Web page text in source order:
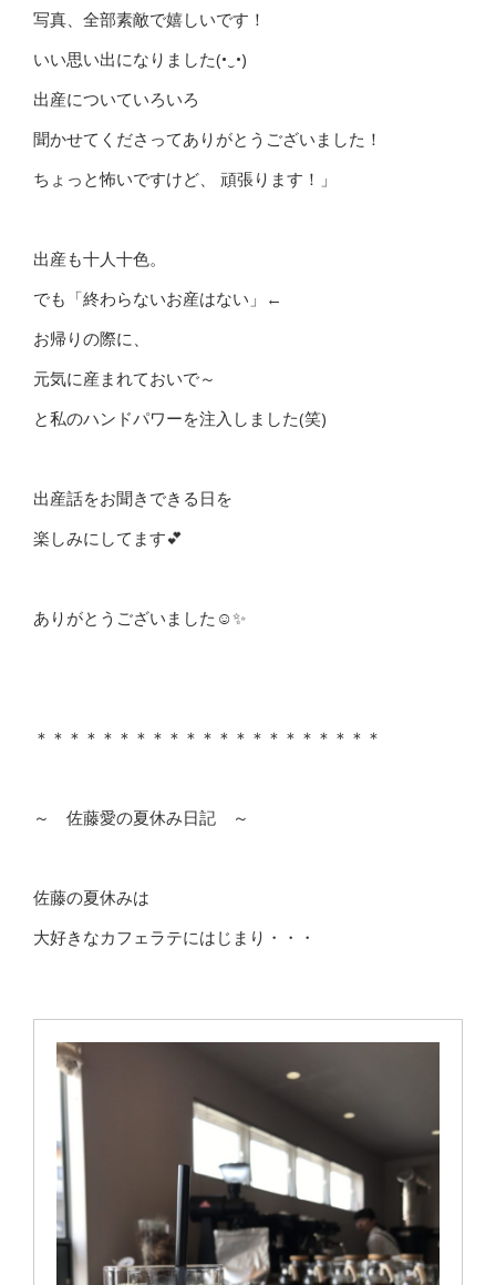
写真、全部素敵で嬉しいです！
いい思い出になりました(•‿•)
出産についていろいろ
聞かせてくださってありがとうございました！
ちょっと怖いですけど、 頑張ります！」
出産も十人十色。
でも「終わらないお産はない」←
お帰りの際に、
元気に産まれておいで～
と私のハンドパワーを注入しました(笑)
出産話をお聞きできる日を
楽しみにしてます💕
ありがとうございました☺✨
＊＊＊＊＊＊＊＊＊＊＊＊＊＊＊＊＊＊＊＊＊
～ 佐藤愛の夏休み日記 ～
佐藤の夏休みは
大好きなカフェラテにはじまり・・・